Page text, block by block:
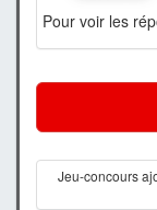
Pour voir les
Jeu-concours